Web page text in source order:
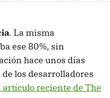
. La misma
ese 80%, sin
hace unos días
los desarrolladores
artículo reciente de The